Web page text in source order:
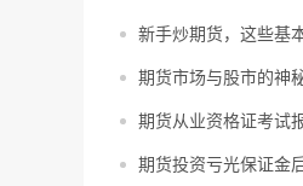
新手炒期货，这些基
期货市场与股市的神
期货从业资格证考试
期货投资亏光保证金